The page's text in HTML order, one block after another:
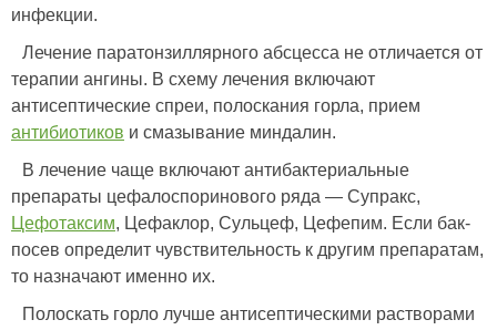
инфекции.
Лечение паратонзиллярного абсцесса не отличается от
терапии ангины. В схему лечения включают
антисептические спреи, полоскания горла, прием
антибиотиков и смазывание миндалин.
В лечение чаще включают антибактериальные
препараты цефалоспоринового ряда — Супракс,
Цефотаксим, Цефаклор, Сульцеф, Цефепим. Если бак-
посев определит чувствительность к другим препаратам,
то назначают именно их.
Полоскать горло лучше антисептическими растворами